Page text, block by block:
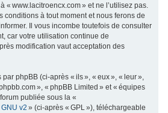
« www.lacitroencx.com » et ne l’utilisez pas.
conditions à tout moment et nous ferons de
Il vous incombe toutefois de consulter
car votre utilisation continue de
modification vaut acceptation des
phpBB (ci-après « ils », « eux », « leur »,
», « phpBB Limited » et « équipes
publiée sous la «
v2 » (ci-après « GPL »), téléchargeable